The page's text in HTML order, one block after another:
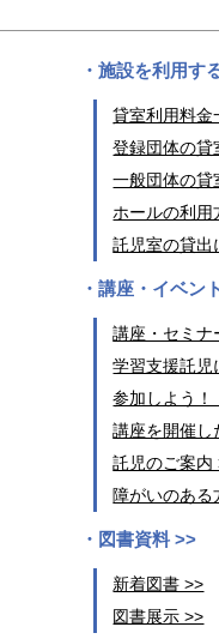
施設を利用す
貸室利用料金
登録団体の貸
一般団体の貸
ホールの利用
託児室の貸出
講座・イベン
講座・セミナ
学習支援託児
参加しよう！
講座を開催し
託児のご案内
障がいのある
図書資料 >>
新着図書 >>
図書展示 >>